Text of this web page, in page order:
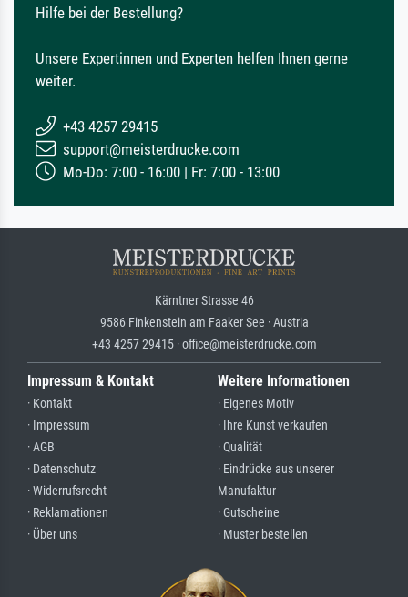
Hilfe bei der Bestellung?
Unsere Expertinnen und Experten helfen Ihnen gerne
weiter.
+43 4257 29415
support@meisterdrucke.com
Mo-Do: 7:00 - 16:00 | Fr: 7:00 - 13:00
Kärntner Strasse 46
9586 Finkenstein am Faaker See · Austria
+43 4257 29415 · office@meisterdrucke.com
Impressum & Kontakt
· Kontakt
· Impressum
· AGB
· Datenschutz
· Widerrufsrecht
· Reklamationen
· Über uns
Weitere Informationen
· Eigenes Motiv
· Ihre Kunst verkaufen
· Qualität
· Eindrücke aus unserer
Manufaktur
· Gutscheine
· Muster bestellen